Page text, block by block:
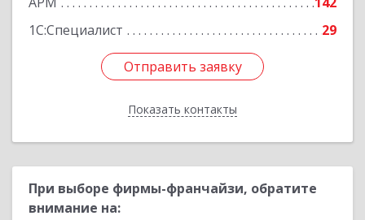
1С:Специалист
29
Отправить заявку
Показать контакты
Отправить заявку
Назад
При выборе фирмы-франчайзи, обратите
внимание на: